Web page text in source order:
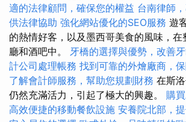
適的法律顧問，確保您的權益 台南律師
供法律協助 強化網站優化的SEO服務 遊
的熱情好客，以及墨西哥美食的風味，在
廳和酒吧中。 牙橋的選擇與優勢，改善
計公司處理帳務 找到可靠的外燴廠商，
了解會計師服務，幫助您規劃財務 在斯
仍然充滿活力，引起了極大的興趣。 購
高效便捷的移動餐飲設施 安養院北部，